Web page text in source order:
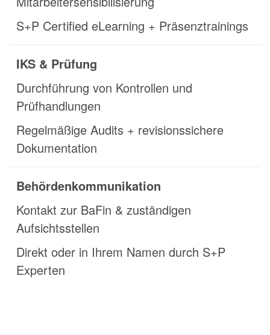
S+P Certified eLearning + Präsenztrainings
IKS & Prüfung
Durchführung von Kontrollen und
Prüfhandlungen
Regelmäßige Audits + revisionssichere
Dokumentation
Behördenkommunikation
Kontakt zur BaFin & zuständigen
Aufsichtsstellen
Direkt oder in Ihrem Namen durch S+P
Experten